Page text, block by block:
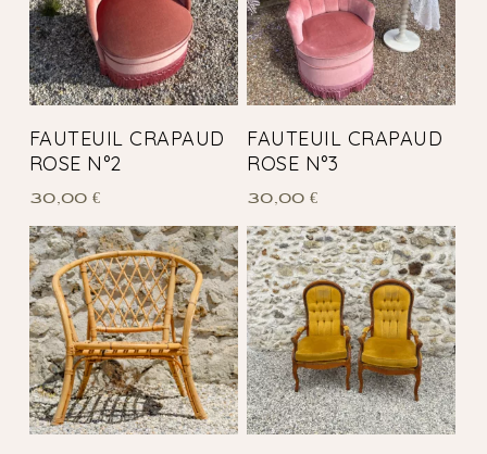
FAUTEUIL CRAPAUD
ROSE N°2
30,00 €
FAUTEUIL CRAPAUD
ROSE N°3
30,00€